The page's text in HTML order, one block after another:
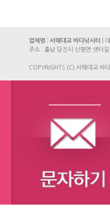
업체명 : 서해대교 바다낚시터
|
주소 : 충남 당진시 신평면 샛터
COPYRIGHTS (C) 서해대교 바